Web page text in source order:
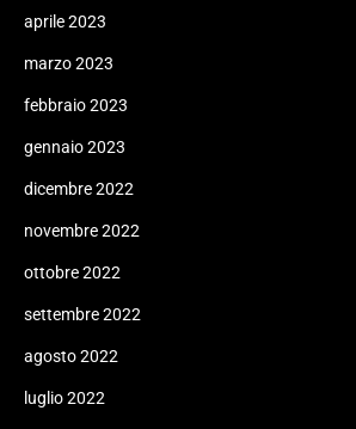
aprile 2023
marzo 2023
febbraio 2023
gennaio 2023
dicembre 2022
novembre 2022
ottobre 2022
settembre 2022
agosto 2022
luglio 2022